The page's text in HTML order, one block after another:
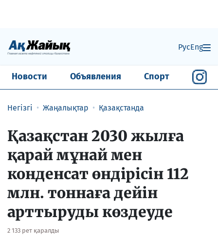
РусEng
Новости Объявления Спорт
Негізгі Жаңалықтар Қазақстанда
Қазақстан 2030 жылға
қарай мұнай мен
конденсат өндірісін 112
млн. тоннаға дейін
арттыруды көздеуде
2 133 рет қаралды